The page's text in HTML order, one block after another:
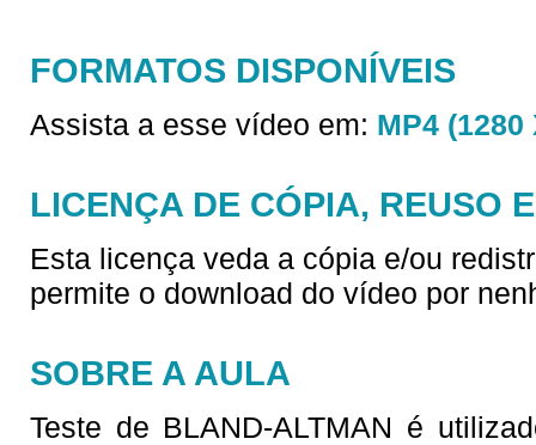
FORMATOS DISPONÍVEIS
Assista a esse vídeo em: MP4 (1280
LICENÇA DE CÓPIA, REUSO
Esta licença veda a cópia e/ou
permite o download do vídeo por
SOBRE A AULA
Teste de BLAND-ALTMAN é